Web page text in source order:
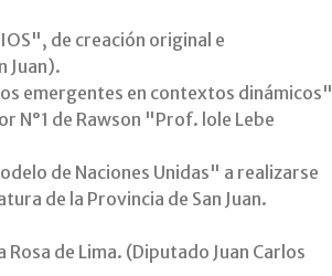
de creación original e
Juan).
emergentes en contextos dinámicos"
N°1 de Rawson "Prof. lole Lebe
de Naciones Unidas" a realizarse
de la Provincia de San Juan.
de Lima. (Diputado Juan Carlos